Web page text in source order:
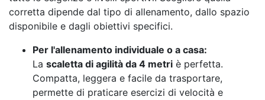
corretta dipende dal tipo di allenamento, dallo spazio
disponibile e dagli obiettivi specifici.
Per l'allenamento individuale o a casa:
La scaletta di agilità da 4 metri è perfetta.
Compatta, leggera e facile da trasportare,
permette di praticare esercizi di velocità e